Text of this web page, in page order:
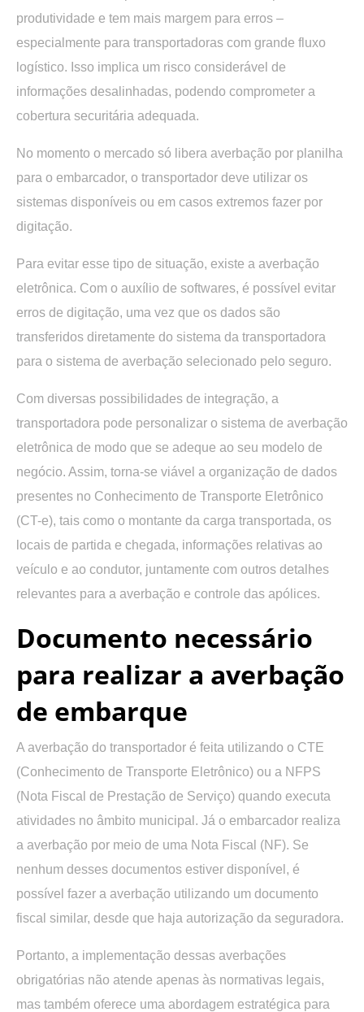
produtividade e tem mais margem para erros –
especialmente para transportadoras com grande fluxo
logístico. Isso implica um risco considerável de
informações desalinhadas, podendo comprometer a
cobertura securitária adequada.
No momento o mercado só libera averbação por planilha
para o embarcador, o transportador deve utilizar os
sistemas disponíveis ou em casos extremos fazer por
digitação.
Para evitar esse tipo de situação, existe a averbação
eletrônica. Com o auxílio de softwares, é possível evitar
erros de digitação, uma vez que os dados são
transferidos diretamente do sistema da transportadora
para o sistema de averbação selecionado pelo seguro.
Com diversas possibilidades de integração, a
transportadora pode personalizar o sistema de averbação
eletrônica de modo que se adeque ao seu modelo de
negócio. Assim, torna-se viável a organização de dados
presentes no Conhecimento de Transporte Eletrônico
(CT-e), tais como o montante da carga transportada, os
locais de partida e chegada, informações relativas ao
veículo e ao condutor, juntamente com outros detalhes
relevantes para a averbação e controle das apólices.
Documento necessário
para realizar a averbação
de embarque
A averbação do transportador é feita utilizando o CTE
(Conhecimento de Transporte Eletrônico) ou a NFPS
(Nota Fiscal de Prestação de Serviço) quando executa
atividades no âmbito municipal. Já o embarcador realiza
a averbação por meio de uma Nota Fiscal (NF). Se
nenhum desses documentos estiver disponível, é
possível fazer a averbação utilizando um documento
fiscal similar, desde que haja autorização da seguradora.
Portanto, a implementação dessas averbações
obrigatórias não atende apenas às normativas legais,
mas também oferece uma abordagem estratégica para